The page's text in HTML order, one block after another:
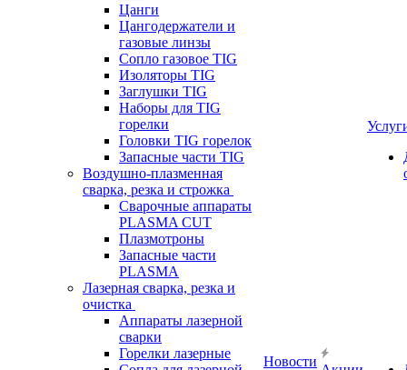
Цанги
Цангодержатели и
газовые линзы
Сопло газовое TIG
Изоляторы TIG
Заглушки TIG
Наборы для TIG
горелки
Головки TIG горелок
Запасные части TIG
Воздушно-плазменная
сварка, резка и строжка
Сварочные аппараты
PLASMA CUT
Плазмотроны
Запасные части
PLASMA
Лазерная сварка, резка и
очистка
Аппараты лазерной
сварки
Горелки лазерные
Новости